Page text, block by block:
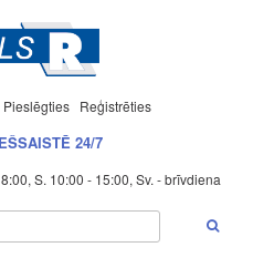
Pieslēgties Reģistrēties
24/7
S. 10:00 - 15:00, Sv. - brīvdiena